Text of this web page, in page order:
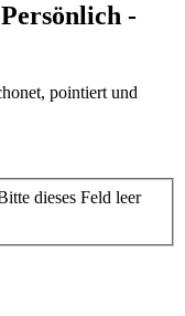
-
pointiert und
dieses Feld leer